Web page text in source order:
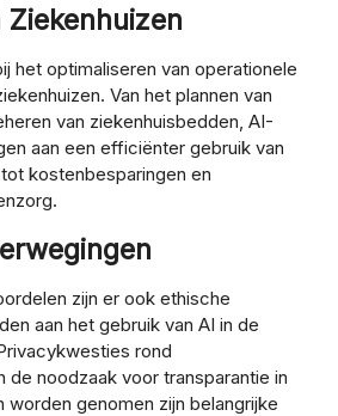
het optimaliseren van operationele
Van het plannen van
van ziekenhuisbedden, AI-
aan een efficiënter gebruik van
kostenbesparingen en
zijn er ook ethische
aan het gebruik van AI in de
rond
de noodzaak voor transparantie in
worden genomen zijn belangrijke